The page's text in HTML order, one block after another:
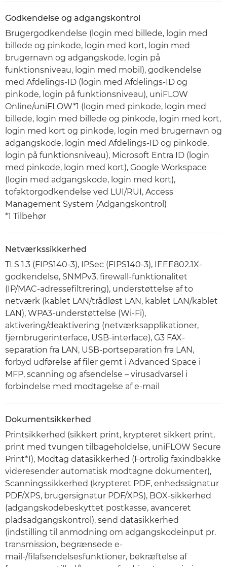
Godkendelse og adgangskontrol
Brugergodkendelse (login med billede, login med
billede og pinkode, login med kort, login med
brugernavn og adgangskode, login på
funktionsniveau, login med mobil), godkendelse
med Afdelings-ID (login med Afdelings-ID og
pinkode, login på funktionsniveau), uniFLOW
Online/uniFLOW*1 (login med pinkode, login med
billede, login med billede og pinkode, login med kort,
login med kort og pinkode, login med brugernavn og
adgangskode, login med Afdelings-ID og pinkode,
login på funktionsniveau), Microsoft Entra ID (login
med pinkode, login med kort), Google Workspace
(login med adgangskode, login med kort),
tofaktorgodkendelse ved LUI/RUI, Access
Management System (Adgangskontrol)
*1 Tilbehør
Netværkssikkerhed
TLS 1.3 (FIPS140-3), IPSec (FIPS140-3), IEEE802.1X-
godkendelse, SNMPv3, firewall-funktionalitet
(IP/MAC-adressefiltrering), understøttelse af to
netværk (kablet LAN/trådløst LAN, kablet LAN/kablet
LAN), WPA3-understøttelse (Wi-Fi),
aktivering/deaktivering (netværksapplikationer,
fjernbrugerinterface, USB-interface), G3 FAX-
separation fra LAN, USB-portseparation fra LAN,
forbyd udførelse af filer gemt i Advanced Space i
MFP, scanning og afsendelse – virusadvarsel i
forbindelse med modtagelse af e-mail
Dokumentsikkerhed
Printsikkerhed (sikkert print, krypteret sikkert print,
print med tvungen tilbageholdelse, uniFLOW Secure
Print*1), Modtag datasikkerhed (Fortrolig faxindbakke
videresender automatisk modtagne dokumenter),
Scanningssikkerhed (krypteret PDF, enhedssignatur
PDF/XPS, brugersignatur PDF/XPS), BOX-sikkerhed
(adgangskodebeskyttet postkasse, avanceret
pladsadgangskontrol), send datasikkerhed
(indstilling til anmodning om adgangskodeinput pr.
transmission, begrænsede e-
mail-/filafsendelsesfunktioner, bekræftelse af